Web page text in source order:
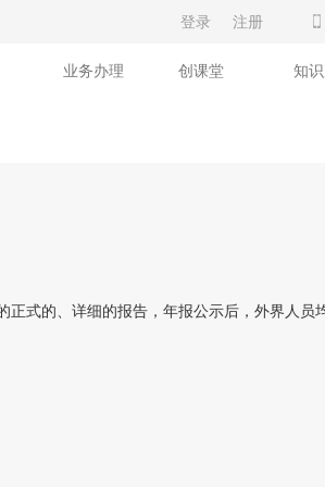
登录 注册
业务办理 创课堂 知
的、详细的报告，年报公示后，外界人员